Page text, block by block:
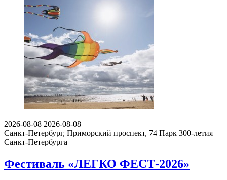
2026-08-08 2026-08-08
Санкт-Петербург, Приморский проспект, 74 Парк 300-летия
Санкт-Петербурга
Фестиваль «ЛЕГКО ФЕСТ-2026»